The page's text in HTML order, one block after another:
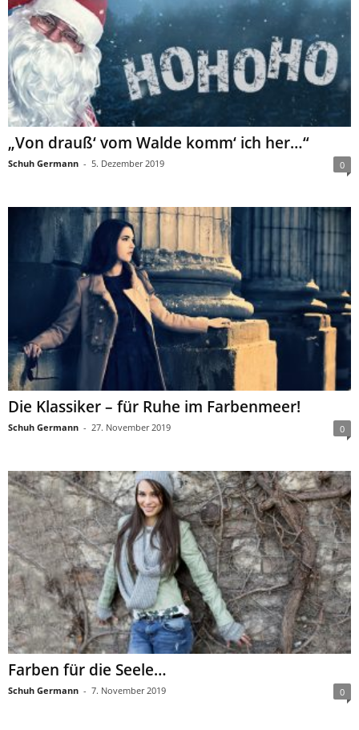
„Von drauß‘ vom Walde komm‘ ich her…“
Schuh Germann - 5. Dezember 2019 0
Die Klassiker – für Ruhe im Farbenmeer!
Schuh Germann - 27. November 2019 0
Farben für die Seele…
Schuh Germann - 7. November 2019 0